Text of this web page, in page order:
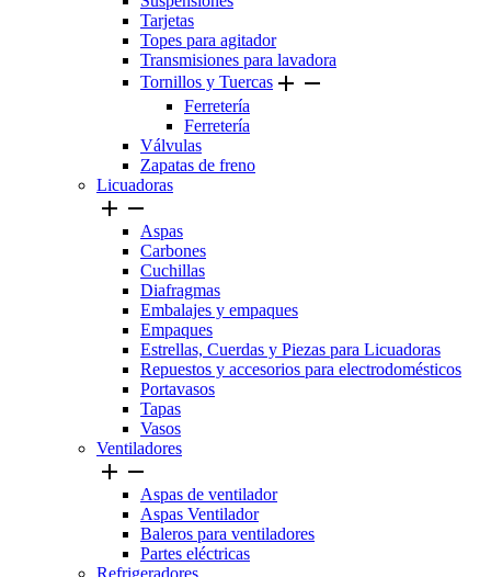
Tarjetas
Topes para agitador
Transmisiones para lavadora
Tornillos y Tuercas  
Ferretería
Ferretería
Válvulas
Zapatas de freno
Licuadoras
 
Aspas
Carbones
Cuchillas
Diafragmas
Embalajes y empaques
Empaques
Estrellas, Cuerdas y Piezas para Licuadoras
Repuestos y accesorios para electrodomésticos
Portavasos
Tapas
Vasos
Ventiladores
 
Aspas de ventilador
Aspas Ventilador
Baleros para ventiladores
Partes eléctricas